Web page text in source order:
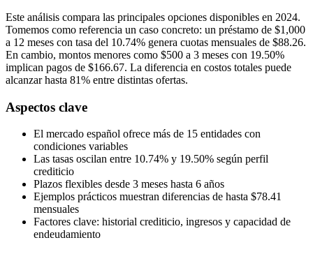
Este análisis compara las principales opciones disponibles en 2024.
Tomemos como referencia un caso concreto: un préstamo de $1,000
a 12 meses con tasa del 10.74% genera cuotas mensuales de $88.26.
En cambio, montos menores como $500 a 3 meses con 19.50%
implican pagos de $166.67. La diferencia en costos totales puede
alcanzar hasta 81% entre distintas ofertas.
Aspectos clave
El mercado español ofrece más de 15 entidades con
condiciones variables
Las tasas oscilan entre 10.74% y 19.50% según perfil
crediticio
Plazos flexibles desde 3 meses hasta 6 años
Ejemplos prácticos muestran diferencias de hasta $78.41
mensuales
Factores clave: historial crediticio, ingresos y capacidad de
endeudamiento